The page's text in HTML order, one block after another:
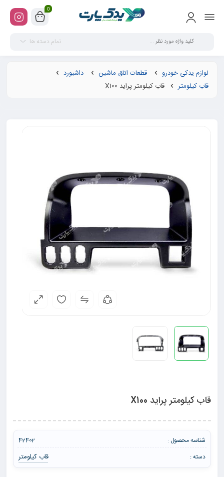
0
تمام دسته ها
لوازم یدکی خودرو قطعات اتاق ماشین
داشبورد
قاب کیلومتر
قاب کیلومتر پراید X100
قاب کیلومتر پراید X100
شناسه محصول :
42402
دسته :
قاب کیلومتر